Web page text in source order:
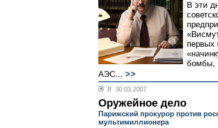
В эти
первых
бомбы,
АЭС... >>
// 30.03.2007
Оружейное дело
Парижский прокурор против
мультимиллионера